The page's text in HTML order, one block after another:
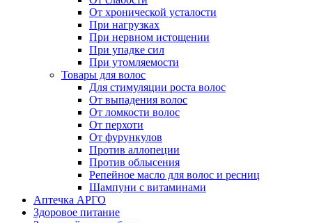
От хронической усталости
При нагрузках
При нервном истощении
При упадке сил
При утомляемости
Товары для волос
Для стимуляции роста волос
От выпадения волос
От ломкости волос
От перхоти
От фурункулов
Против аллопеции
Против облысения
Репейное масло для волос и ресниц
Шампуни с витаминами
Аптечка АРГО
Здоровое питание